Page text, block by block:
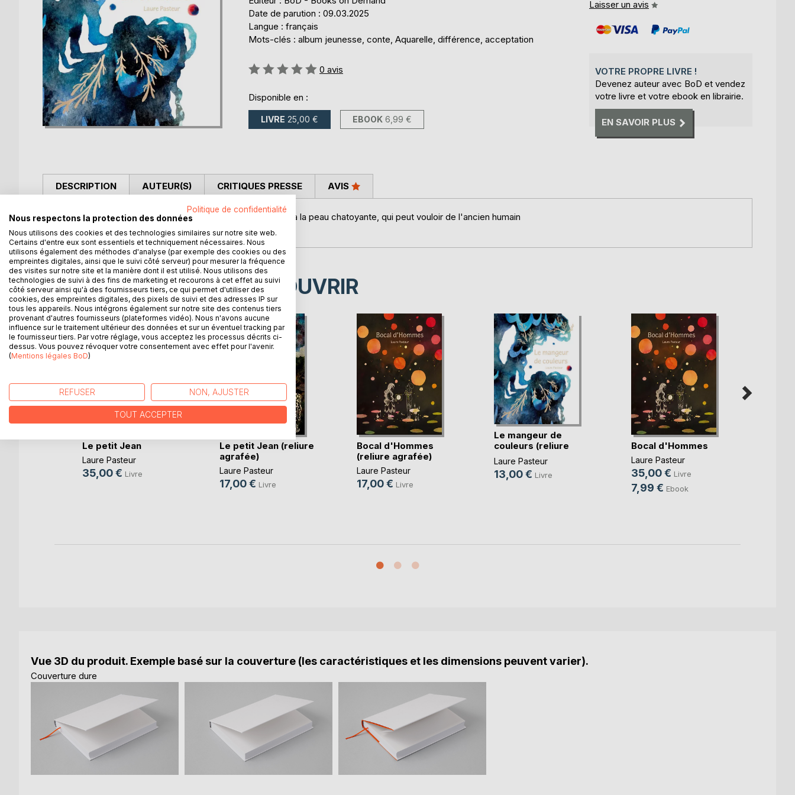
Date de parution : 09.03.2025
Langue : français
Mots-clés : album jeunesse, conte, Aquarelle, différence, acceptation
Évaluation:
0 avis
Disponible en :
LIVRE 25,00 € EBOOK 6,99 €
Laisser un avis
VOTRE PROPRE LIVRE !
Devenez auteur avec BoD et vendez
votre livre et votre ebook en librairie.
EN SAVOIR PLUS
DESCRIPTION
Dans un monde qui retrouve ses nuances, rempli d'êtres à la peau chatoyante, qui peut vouloir de l'ancien humain
incolore ?
AUTEUR(S) CRITIQUES PRESSE AVIS
D’AUTRES TITRES À DÉCOUVRIR
Le petit Jean
Laure Pasteur
35,00 € Livre
Le petit Jean (reliure
agrafée)
Laure Pasteur
17,00 € Livre
Bocal d'Hommes
(reliure agrafée)
Laure Pasteur
17,00 € Livre
Le mangeur de
couleurs (reliure
ag(...)
Laure Pasteur
13,00 € Livre
Bocal d'Hommes
Laure Pasteur
35,00 € Livre
7,99 € Ebook
Vue 3D du produit. Exemple basé sur la couverture (les caractéristiques et les dimensions peuvent varier).
Couverture dure
Politique de confidentialité
Nous respectons la protection des données
Nous utilisons des cookies et des technologies similaires sur notre site web.
Certains d'entre eux sont essentiels et techniquement nécessaires. Nous
utilisons également des méthodes d'analyse (par exemple des cookies ou des
empreintes digitales, ainsi que le suivi côté serveur) pour mesurer la fréquence
des visites sur notre site et la manière dont il est utilisé. Nous utilisons des
technologies de suivi à des fins de marketing et recourons à cet effet au suivi
côté serveur ainsi qu'à des fournisseurs tiers, ce qui permet d'utiliser des
cookies, des empreintes digitales, des pixels de suivi et des adresses IP sur
tous les appareils. Nous intégrons également sur notre site des contenus tiers
provenant d'autres fournisseurs (plateformes vidéo). Nous n'avons aucune
influence sur le traitement ultérieur des données et sur un éventuel tracking par
le fournisseur tiers. Par votre réglage, vous acceptez les processus décrits ci-
dessus. Vous pouvez révoquer votre consentement avec effet pour l'avenir.
(Mentions légales BoD)
REFUSER NON, AJUSTER
TOUT ACCEPTER